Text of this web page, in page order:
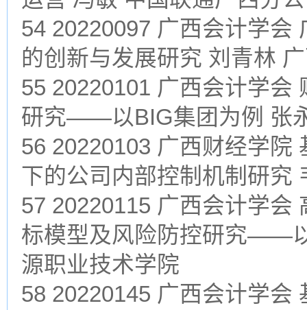
54 20220097 广西会计学会
的创新与发展研究 刘青林
55 20220101 广西会计学会
研究——以BIG集团为例 张
56 20220103 广西财经学院
下的公司内部控制机制研究
57 20220115 广西会计学会
标模型及风险防控研究——
源职业技术学院
58 20220145 广西会计学会